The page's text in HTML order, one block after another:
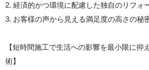
2. 経済的かつ環境に配慮した独自のリフォ
3. お客様の声から見える満足度の高さの秘
【短時間施工で生活への影響を最小限に抑
術】